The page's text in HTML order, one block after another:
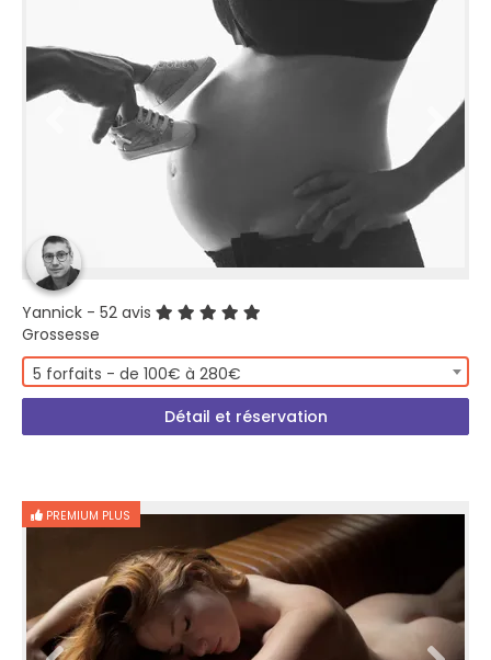
Yannick - 52 avis
Grossesse
5 forfaits - de 100€ à 280€
Détail et réservation
PREMIUM PLUS